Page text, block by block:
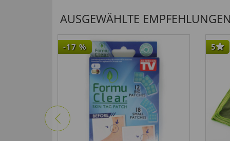
AUSGEWÄHLTE
-17 % 5